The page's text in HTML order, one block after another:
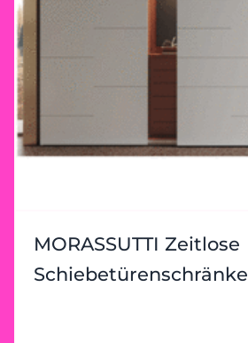
MORASSUTTI Zeitlose
Schiebetürenschränke